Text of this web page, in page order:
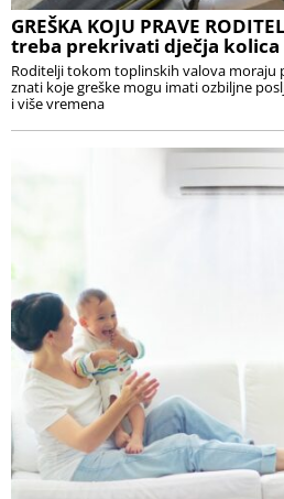
GREŠKA KOJU PRAVE
treba prekrivati dječja kolica
Roditelji tokom toplinskih valova moraju
znati koje greške mogu imati ozbiljne
i više vremena